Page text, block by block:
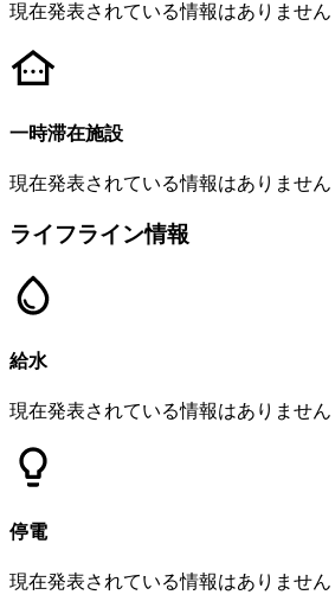
現在発表されている情報はありません
一時滞在施設
現在発表されている情報はありません
ライフライン情報
給水
現在発表されている情報はありません
停電
現在発表されている情報はありません